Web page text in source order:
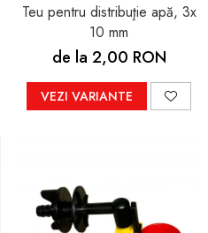
Teu pentru distribuţie apă, 3x
10 mm
de la 2,00 RON
VEZI VARIANTE